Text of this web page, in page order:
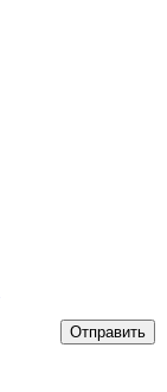
Отправить